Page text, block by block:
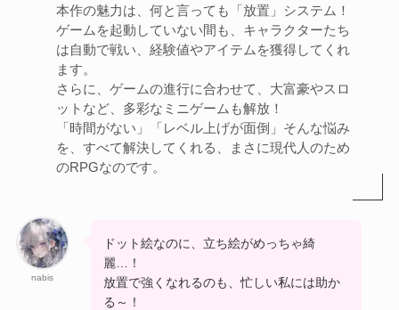
本作の魅力は、何と言っても「放置」システム！
ゲームを起動していない間も、キャラクターたち
は自動で戦い、経験値やアイテムを獲得してくれ
ます。
さらに、ゲームの進行に合わせて、大富豪やスロ
ットなど、多彩なミニゲームも解放！
「時間がない」「レベル上げが面倒」そんな悩み
を、すべて解決してくれる、まさに現代人のため
のRPGなのです。
nabis
ドット絵なのに、立ち絵がめっちゃ綺
麗…！
放置で強くなれるのも、忙しい私には助か
る～！